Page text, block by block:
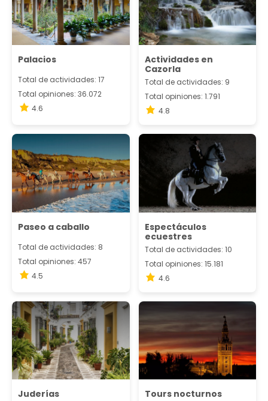
Palacios
Total de actividades: 17
Total opiniones: 36.072
4.6
Actividades en
Cazorla
Total de actividades: 9
Total opiniones: 1.791
4.8
Paseo a caballo
Total de actividades: 8
Total opiniones: 457
4.5
Espectáculos
ecuestres
Total de actividades: 10
Total opiniones: 15.181
4.6
Juderías Tours nocturnos